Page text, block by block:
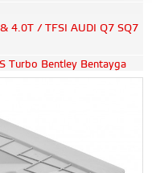
4.0T / TFSI AUDI Q7 SQ7
Turbo Bentley Bentayga